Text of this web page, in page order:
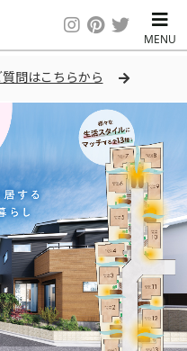
問はこちらから